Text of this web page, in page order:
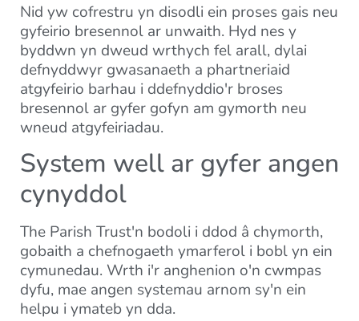
Nid yw cofrestru yn disodli ein proses gais neu
gyfeirio bresennol ar unwaith. Hyd nes y
byddwn yn dweud wrthych fel arall, dylai
defnyddwyr gwasanaeth a phartneriaid
atgyfeirio barhau i ddefnyddio'r broses
bresennol ar gyfer gofyn am gymorth neu
wneud atgyfeiriadau.
System well ar gyfer angen
cynyddol
The Parish Trust'n bodoli i ddod â chymorth,
gobaith a chefnogaeth ymarferol i bobl yn ein
cymunedau. Wrth i'r anghenion o'n cwmpas
dyfu, mae angen systemau arnom sy'n ein
helpu i ymateb yn dda.